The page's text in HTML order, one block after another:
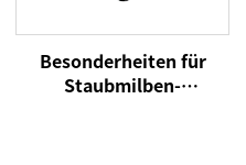
Besonderheiten für
Staubmilben-